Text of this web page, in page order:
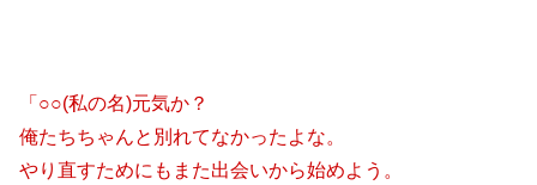
「○○(私の名)元気か？
俺たちちゃんと別れてなかったよな。
やり直すためにもまた出会いから始めよう。